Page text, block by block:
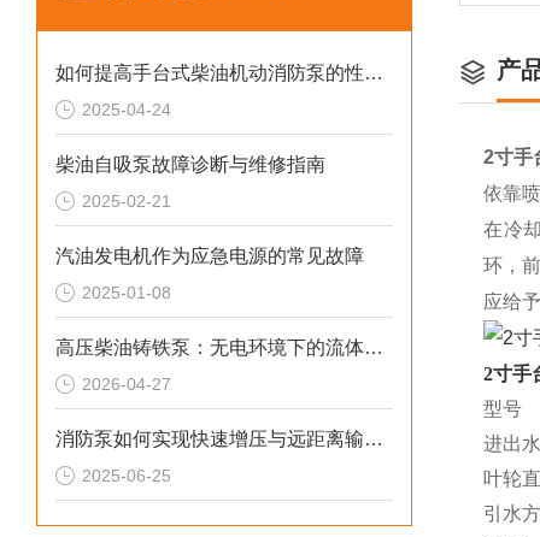
如何提高手台式柴油机动消防泵的性能？
2025-04-24
柴油自吸泵故障诊断与维修指南
2025-02-21
汽油发电机作为应急电源的常见故障
2025-01-08
高压柴油铸铁泵：无电环境下的流体输送重器
2026-04-27
消防泵如何实现快速增压与远距离输水？
2025-06-25
产
2寸手
依靠
在冷
环，
应给
2寸手
型号
进出
叶轮
引水